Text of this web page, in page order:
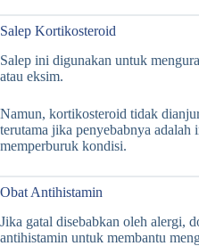
Salep Kortikosteroid
Salep ini digunakan untuk
atau eksim.
Namun, kortikosteroid tidak
terutama jika penyebabnya adalah
memperburuk kondisi.
Obat Antihistamin
Jika gatal disebabkan oleh alergi,
antihistamin untuk membantu